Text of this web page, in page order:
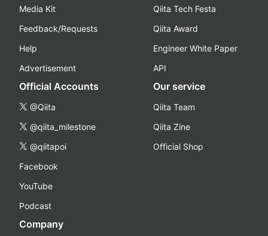
Media Kit
Feedback/Requests
Help
Advertisement
Qiita Tech Festa
Qiita Award
Engineer White Paper
API
Official Accounts
@Qiita
@qiita_milestone
@qiitapoi
Facebook
YouTube
Podcast
Our service
Qiita Team
Qiita Zine
Official Shop
Company